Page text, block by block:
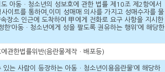
아동ㆍ청소년의 성보호에 관한 법률 제10조 제2항에서
이트를 통하여,이미 성매매 의사를 가지고 성매수자를 물
장소 인근에 도착하여 甲에게 전화로 요구 사항을 지시한
‘아동ㆍ청소년에게 성을 팔도록 권유하는 행위’에 해당한
한법률위반(음란물제작ㆍ배포등)
는 사람이 등장하는 아동ㆍ청소년이용음란물’에 해당하